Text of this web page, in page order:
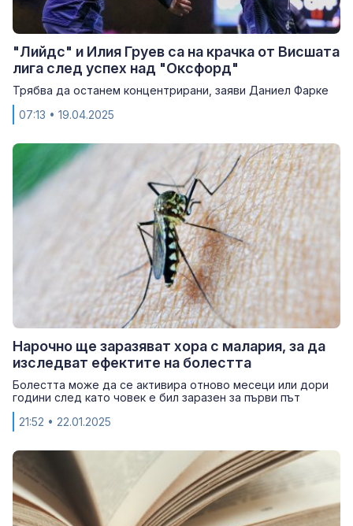
"Лийдс" и Илия Груев са на крачка от Висшата
лига след успех над "Оксфорд"
Трябва да останем концентрирани, заяви Даниел Фарке
07:13 • 19.04.2025
Нарочно ще заразяват хора с малария, за да
изследват ефектите на болестта
Болестта може да се активира отново месеци или дори
години след като човек е бил заразен за първи път
21:52 • 22.01.2025